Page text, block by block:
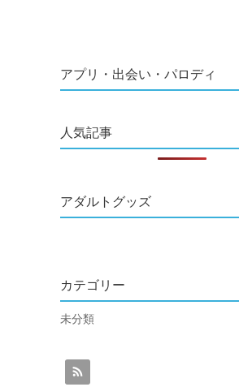
アプリ・出会い・パロディ
人気記事
アダルトグッズ
カテゴリー
未分類